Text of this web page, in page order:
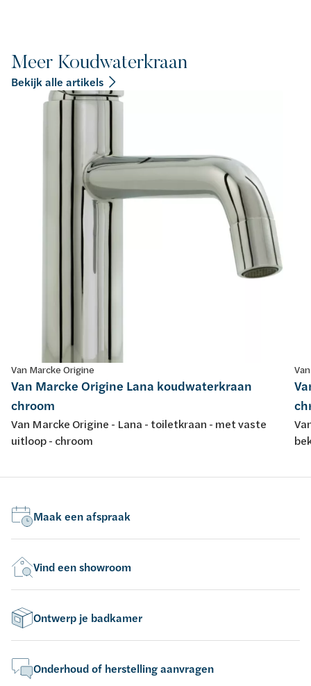
Meer Koudwaterkraan
Bekijk alle artikels
Van Marcke Origine
Van Marcke Origine Lana koudwaterkraan
chroom
Van Marcke Origine - Lana - toiletkraan - met vaste
uitloop - chroom
Maak een afspraak
Vind een showroom
Ontwerp je badkamer
Onderhoud of herstelling aanvragen